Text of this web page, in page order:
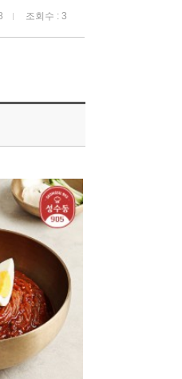
조회수 : 3